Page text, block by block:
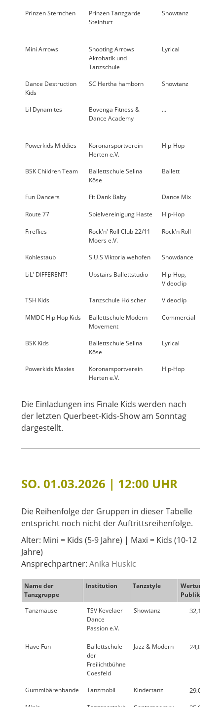
Prinzen Sternchen
Prinzen Tanzgarde
Steinfurt
Showtanz
Mini Arrows
Shooting Arrows
Akrobatik und
Tanzschule
Lyrical
Dance Destruction
Kids
SC Hertha hamborn Showtanz
Lil Dynamites
Bovenga Fitness &
Dance Academy
...
Powerkids Middies
Koronarsportverein
Herten e.V.
Hip-Hop
BSK Children Team
Ballettschule Selina
Köse
Ballett
Fun Dancers Fit Dank Baby Dance Mix
Route 77 Spielvereinigung Haste Hip-Hop
Fireflies
Rock'n' Roll Club 22/11
Moers e.V.
Rock'n Roll
Kohlestaub S.U.S Viktoria wehofen Showdance
LiL' DIFFERENT! Upstairs Ballettstudio
Hip-Hop,
Videoclip
TSH Kids Tanzschule Hölscher Videoclip
MMDC Hip Hop Kids
Ballettschule Modern
Movement
Commercial
BSK Kids
Ballettschule Selina
Köse
Lyrical
Powerkids Maxies
Koronarsportverein
Herten e.V.
Hip-Hop
Die Einladungen ins Finale Kids werden nach
der letzten Querbeet-Kids-Show am Sonntag
dargestellt.
SO. 01.03.2026 | 12:00 UHR
Die Reihenfolge der Gruppen in dieser Tabelle
entspricht noch nicht der Auftrittsreihenfolge.
Alter: Mini = Kids (5-9 Jahre) | Maxi = Kids (10-12
Jahre)
Ansprechpartner: Anika Huskic
Name der
Tanzgruppe
Institution Tanzstyle
Wertung
Publikum
Tanzmäuse
TSV Kevelaer
Dance
Passion e.V.
Showtanz 32,1 %
Have Fun
Ballettschule
der
Freilichtbühne
Coesfeld
Jazz & Modern 24,0 %
Gummibärenbande Tanzmobil Kindertanz 29,0 %